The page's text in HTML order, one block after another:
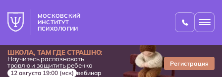
МОСКОВСКИЙ
ИНСТИТУТ
ПСИХОЛОГИИ
ШКОЛА, ТАМ ГДЕ СТРАШНО:
Научитесь распознавать
травлю и защитить ребенка
12 августа 19:00 (мск) вебинар
Регистрация